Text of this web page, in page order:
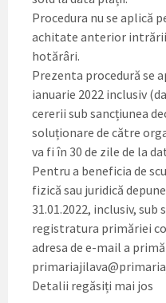
Procedura nu se aplică
achitate anterior
hotărâri.
Prezenta procedură se
ianuarie 2022 inclusiv
cererii sub sancțiunea
soluționare de către
va fi în 30 de zile de la
Pentru a beneficia de
fizică sau juridică
31.01.2022, inclusiv, sub
registratura primăriei
adresa de e-mail a
Detalii regăsiți mai jos